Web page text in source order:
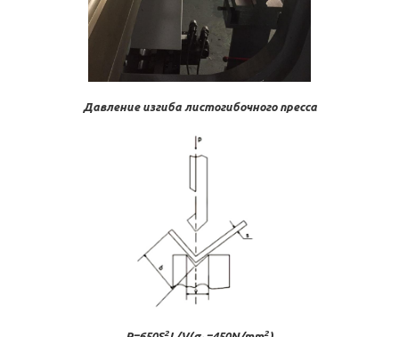
Давление изгиба листогибочного пресса
2 2